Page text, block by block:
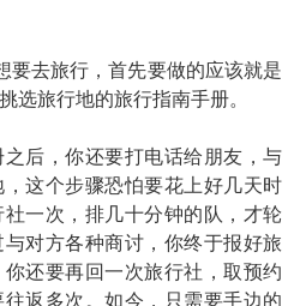
去旅行，首先要做的应该就是
选旅行地的旅行指南手册。
后，你还要打电话给朋友，与
这个步骤恐怕要花上好几天时
一次，排几十分钟的队，才轮
对方各种商讨，你终于报好旅
还要再回一次旅行社，取预约
返多次。如今，只需要手边的